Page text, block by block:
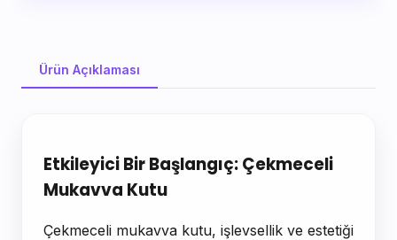
Ürün Açıklaması
Etkileyici Bir Başlangıç: Çekmeceli
Mukavva Kutu
Çekmeceli mukavva kutu, işlevsellik ve estetiği